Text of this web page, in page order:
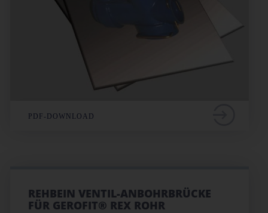
PDF-DOWNLOAD
REHBEIN VENTIL-ANBOHRBRÜCKE
FÜR GEROFIT® REX ROHR